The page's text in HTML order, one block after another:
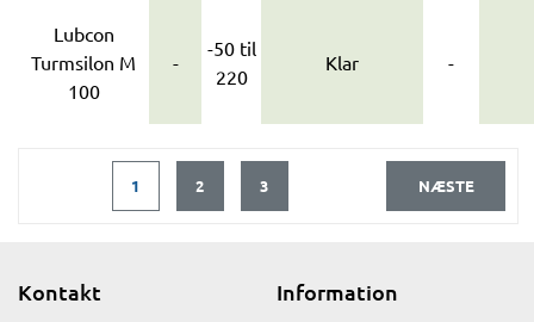
Lubcon
Turmsilon M
100
-
-50 til
220
Klar -
1 2 3 NÆSTE
Kontakt Information